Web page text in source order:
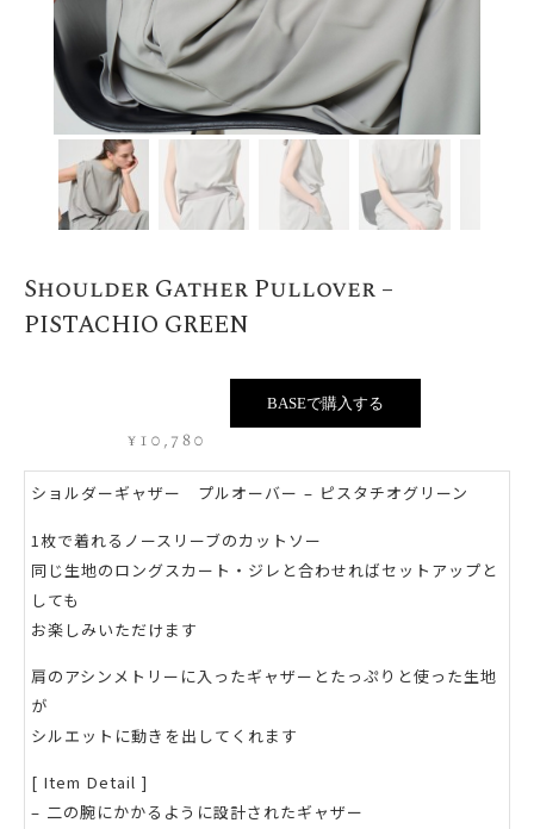
Shoulder Gather Pullover –
PISTACHIO GREEN
¥10,780
BASEで購入する
ショルダーギャザー プルオーバー – ピスタチオグリーン
1枚で着れるノースリーブのカットソー
同じ生地のロングスカート・ジレと合わせればセットアップと
しても
お楽しみいただけます
肩のアシンメトリーに入ったギャザーとたっぷりと使った生地
が
シルエットに動きを出してくれます
[ Item Detail ]
– 二の腕にかかるように設計されたギャザー